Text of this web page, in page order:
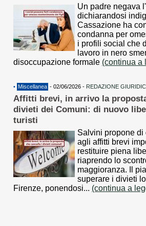
Un padre negava
dichiarandosi
Cassazione ha
condanna per
i profili social che
lavoro in nero
disoccupazione formale (continua a
• Miscellanea - 02/06/2026 - REDAZIONE
Affitti brevi, in arrivo la
divieti dei Comuni: di nuovo
turisti
Salvini propone
agli affitti brevi
restituire piena
riaprendo lo
maggioranza. Il
superare i divieti
Firenze, ponendosi... (continua a